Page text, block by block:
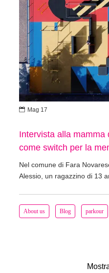
About us Blog parkour
Intervista alla mamma
come switch per la
Nel comune di Fara
Alessio, un ragazzino di 13
 Mag 17